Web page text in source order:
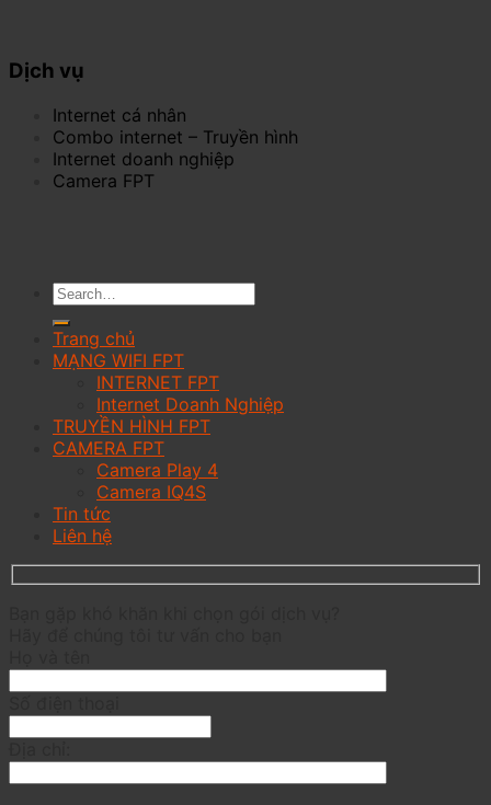
Dịch vụ
Internet cá nhân
Combo internet – Truyền hình
Internet doanh nghiệp
Camera FPT
Trang chủ
MẠNG WIFI FPT
INTERNET FPT
Internet Doanh Nghiệp
TRUYỀN HÌNH FPT
CAMERA FPT
Camera Play 4
Camera IQ4S
Tin tức
Liên hệ